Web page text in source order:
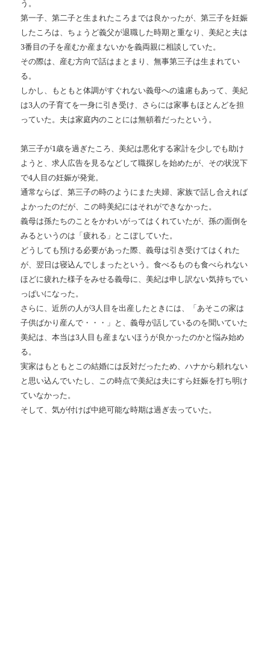
う。
第一子、第二子と生まれたころまでは良かったが、第三子を妊娠
したころは、ちょうど義父が退職した時期と重なり、美紀と夫は
3番目の子を産むか産まないかを義両親に相談していた。
その際は、産む方向で話はまとまり、無事第三子は生まれてい
る。
しかし、もともと体調がすぐれない義母への遠慮もあって、美紀
は3人の子育てを一身に引き受け、さらには家事もほとんどを担
っていた。夫は家庭内のことには無頓着だったという。
第三子が1歳を過ぎたころ、美紀は悪化する家計を少しでも助け
ようと、求人広告を見るなどして職探しを始めたが、その状況下
で4人目の妊娠が発覚。
通常ならば、第三子の時のようにまた夫婦、家族で話し合えれば
よかったのだが、この時美紀にはそれができなかった。
義母は孫たちのことをかわいがってはくれていたが、孫の面倒を
みるというのは「疲れる」とこぼしていた。
どうしても預ける必要があった際、義母は引き受けてはくれた
が、翌日は寝込んでしまったという。食べるものも食べられない
ほどに疲れた様子をみせる義母に、美紀は申し訳ない気持ちでい
っぱいになった。
さらに、近所の人が3人目を出産したときには、「あそこの家は
子供ばかり産んで・・・」と、義母が話しているのを聞いていた
美紀は、本当は3人目も産まないほうが良かったのかと悩み始め
る。
実家はもともとこの結婚には反対だったため、ハナから頼れない
と思い込んでいたし、この時点で美紀は夫にすら妊娠を打ち明け
ていなかった。
そして、気が付けば中絶可能な時期は過ぎ去っていた。